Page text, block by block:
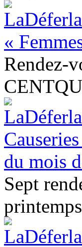
«
Rendez-
du mois
Sept